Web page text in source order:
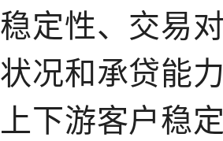
稳定性、交易
状况和承贷能
上下游客户稳